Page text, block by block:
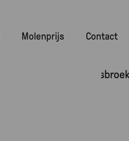
Molenprijs Contact
Afbeelding